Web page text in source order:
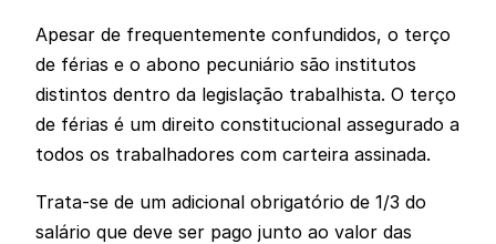
Apesar de frequentemente confundidos, o terço
de férias e o abono pecuniário são institutos
distintos dentro da legislação trabalhista. O terço
de férias é um direito constitucional assegurado a
todos os trabalhadores com carteira assinada.
Trata-se de um adicional obrigatório de 1/3 do
salário que deve ser pago junto ao valor das